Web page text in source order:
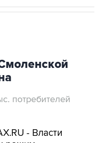
потребителей
- Власти